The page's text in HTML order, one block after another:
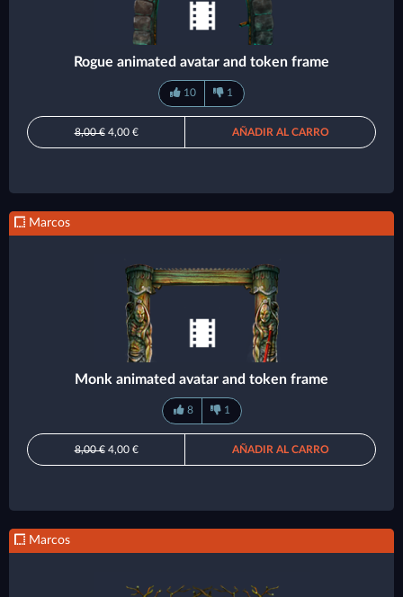
Rogue animated avatar and token frame
10 1
8,00 €4,00 € AÑADIR AL CARRO
Marcos
Monk animated avatar and token frame
8 1
8,00 €4,00 € AÑADIR AL CARRO
Marcos